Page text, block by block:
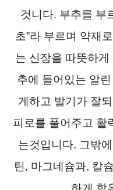
것니다. 부추를 부
초”라 부르며 약재
는 신장을 따뜻하
추에 들어있는 알
게하고 발기가 잘
피로를 풀어주고 활
는것입니다. 그밖
틴, 마그네슘과, 칼